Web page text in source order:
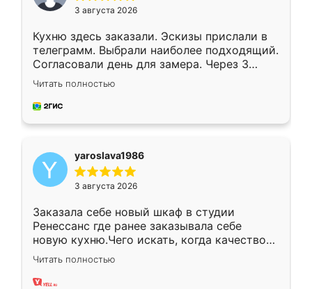
3 августа 2026
Кухню здесь заказали. Эскизы прислали в
телеграмм. Выбрали наиболее подходящий.
Согласовали день для замера. Через 3
недели кухня была уже готова. Остались
довольны работой. Спасибо Ренессанс
мебель за качественную работу!
Читать полностью
yaroslava1986
3 августа 2026
Заказала себе новый шкаф в студии
Ренессанс где ранее заказывала себе
новую кухню.Чего искать, когда качеством
вполне довольна. Служит кухня уже почти
два года, нареканий нет.
Читать полностью